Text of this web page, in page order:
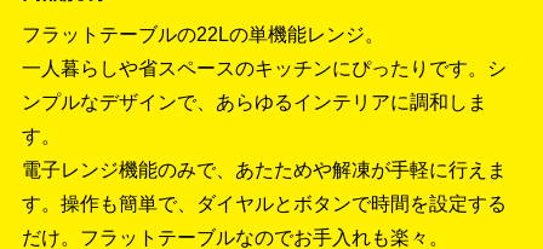
フラットテーブルの22Lの単機能レンジ。
一人暮らしや省スペースのキッチンにぴったりです。シ
ンプルなデザインで、あらゆるインテリアに調和しま
す。
電子レンジ機能のみで、あたためや解凍が手軽に行えま
す。操作も簡単で、ダイヤルとボタンで時間を設定する
だけ。フラットテーブルなのでお手入れも楽々。